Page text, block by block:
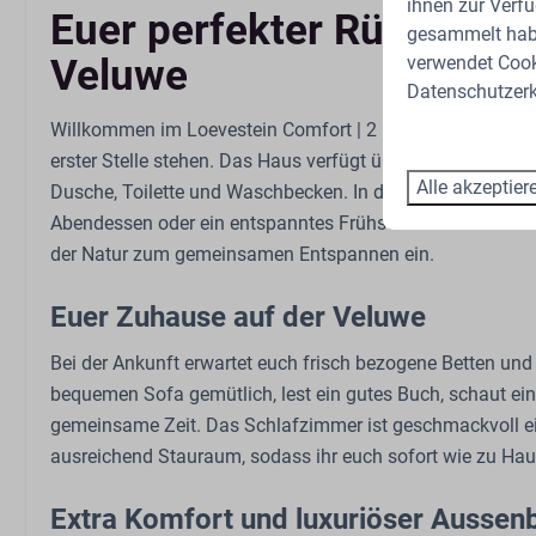
Geschirrspüler
Extraktor
Küchengeräte
Schlafzimmer
Doppelbett: 1
Garderobe
Bettzeug
Garten
Pergola
Sport und Aktivitäten
Freibad
Spielplatz im Freien
Streichelzoo
Schaukeln
Restaurant
Euer perfekter
Veluwe
Willkommen im Loevestein Comfort | 2 personen, einem
erster Stelle stehen. Das Haus verfügt über ein
Dusche, Toilette und Waschbecken. In der voll
Abendessen oder ein entspanntes Frühstück für zwei.
der Natur zum gemeinsamen Entspannen ein.
Euer Zuhause auf der Veluwe
Bei der Ankunft erwartet euch frisch bezogene Betten
bequemen Sofa gemütlich, lest ein gutes Buch, schaut
gemeinsame Zeit. Das Schlafzimmer ist geschmackvoll
ausreichend Stauraum, sodass ihr euch sofort wie zu
Extra Komfort und luxuriöser
ihnen zur
gesammelt
verwendet
Alle